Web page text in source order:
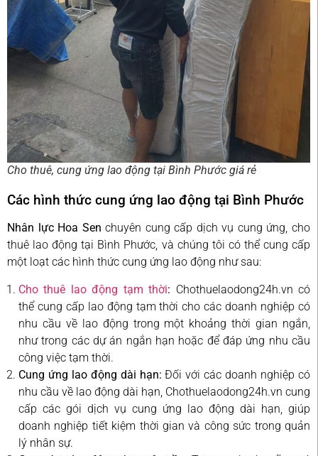
Cho thuê, cung ứng lao động tại Bình Phước giá rẻ
Các hình thức cung ứng lao động tại Bình Phước
Nhân lực Hoa Sen chuyên cung cấp dịch vụ cung ứng, cho
thuê lao động tại Bình Phước, và chúng tôi có thể cung cấp
một loạt các hình thức cung ứng lao động như sau:
Cho thuê lao động tạm thời: Chothuelaodong24h.vn có
thể cung cấp lao động tạm thời cho các doanh nghiệp có
nhu cầu về lao động trong một khoảng thời gian ngắn,
như trong các dự án ngắn hạn hoặc để đáp ứng nhu cầu
công việc tạm thời.
Cung ứng lao động dài hạn: Đối với các doanh nghiệp có
nhu cầu về lao động dài hạn, Chothuelaodong24h.vn cung
cấp các gói dịch vụ cung ứng lao động dài hạn, giúp
doanh nghiệp tiết kiệm thời gian và công sức trong quản
lý nhân sự.